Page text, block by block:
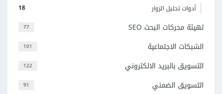
18 أدوات تحليل الزوار
77 تهيئة محركات البحث SEO
101 الشبكات الاجتماعية
122 التسويق بالبريد الالكتروني
91 التسويق الضمني